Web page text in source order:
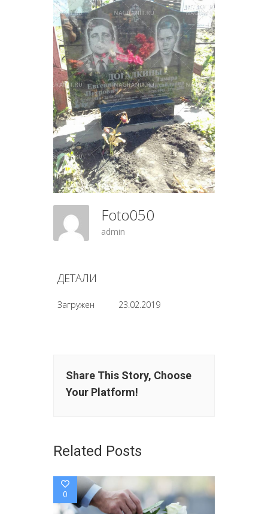
Foto050
admin
ДЕТАЛИ
Загружен 23.02.2019
Share This Story, Choose
Your Platform!
Related Posts
0